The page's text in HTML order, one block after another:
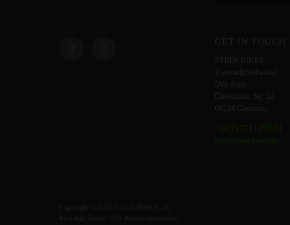
Copyright © 2026 STEIN-BIKES - So
GET IN TOUCH
STEIN-BIKES
Zweiradgroßhandel
Udo Stein
Chemnitzer Str. 2d
09224 Chemnitz
+49 (0) 371 / 855051
info@stein-bikes.de